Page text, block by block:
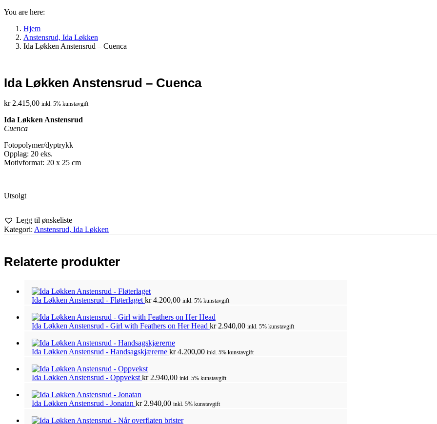
You are here:
Hjem
Anstensrud, Ida Løkken
Ida Løkken Anstensrud – Cuenca
Ida Løkken Anstensrud – Cuenca
kr2.415,00 inkl. 5% kunstavgift
Ida Løkken Anstensrud
Cuenca
Fotopolymer/dyptrykk
Opplag: 20 eks.
Motivformat: 20 x 25 cm
Utsolgt
Legg til ønskeliste
Kategori: Anstensrud, Ida Løkken
Relaterte produkter
Ida Løkken Anstensrud - Fløterlaget kr4.200,00 inkl. 5% kunstavgift
Ida Løkken Anstensrud - Girl with Feathers on Her Head kr2.940,00 inkl. 5% kunstavgift
Ida Løkken Anstensrud - Handsagskjærerne kr4.200,00 inkl. 5% kunstavgift
Ida Løkken Anstensrud - Oppvekst kr2.940,00 inkl. 5% kunstavgift
Ida Løkken Anstensrud - Jonatan kr2.940,00 inkl. 5% kunstavgift